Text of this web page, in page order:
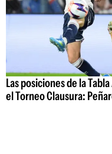
Las posiciones de la
el Torneo Clausura: